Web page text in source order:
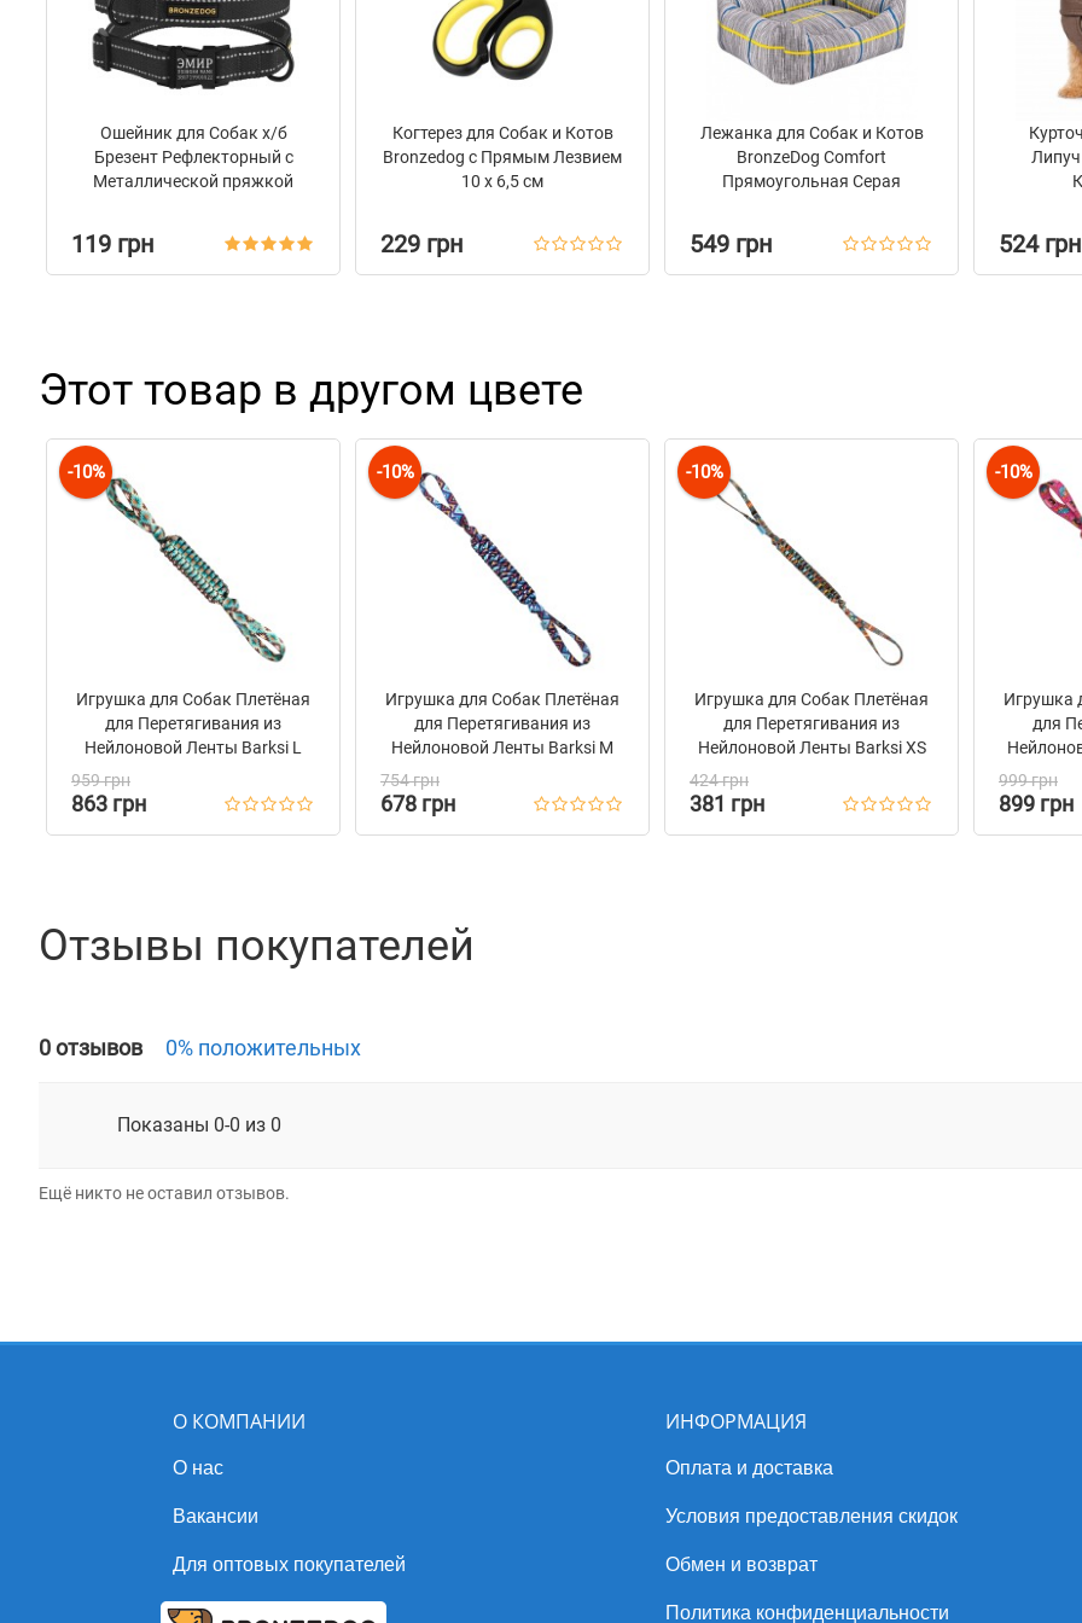
остатков материала. Не рекомендуется оставлять игрушку с собакой без
присмотра.
Ошейник для Собак х/б
Брезент Рефлекторный c
Металлической пряжкой
119 грн
Когтерез для Собак и Котов
Bronzedog с Прямым Лезвием
10 х 6,5 см
229 грн
Лежанка для Собак и Котов
BronzeDog Comfort
Прямоугольная Серая
549 грн 524 грн
Этот товар в другом цвете
-10%
Игрушка для Собак Плетёная
для Перетягивания из
Нейлоновой Ленты Barksi L
959 грн
863 грн
-10%
Игрушка для Собак Плетёная
для Перетягивания из
Нейлоновой Ленты Barksi M
754 грн
678 грн
-10%
Игрушка для Собак Плетёная
для Перетягивания из
Нейлоновой Ленты Barksi XS
424 грн
381 грн
-10%
Игрушка
для
999 грн
899 грн
Отзывы покупателей
0 отзывов 0% положительных
Показаны 0-0 из 0
Ещё никто не оставил отзывов.
О КОМПАНИИ
О нас
Вакансии
Для оптовых покупателей
ИНФОРМАЦИЯ
Оплата и доставка
Условия предоставления скидок
Обмен и возврат
Политика конфиденциальности